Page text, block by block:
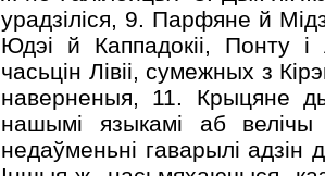
урадзіліся, 9. Парфяне й
Юдэі й Каппадокіі, Понту і
часьцін Лівіі, сумежных з
наверненыя, 11. Крыцяне
нашымі языкамі аб
недаўменьні гаварылі